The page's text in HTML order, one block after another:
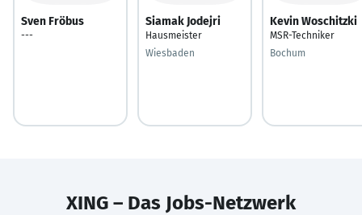
Sven Fröbus
---
Siamak Jodejri
Hausmeister
Wiesbaden
Kevin Woschitzki
MSR-Techniker
Bochum
XING – Das Jobs-Netzwerk